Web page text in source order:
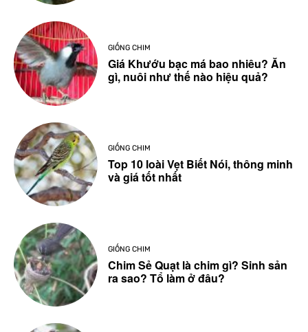
GIỐNG CHIM
Giá Khướu bạc má bao nhiêu? Ăn
gì, nuôi như thế nào hiệu quả?
GIỐNG CHIM
Top 10 loài Vẹt Biết Nói, thông minh
và giá tốt nhất
GIỐNG CHIM
Chim Sẻ Quạt là chim gì? Sinh sản
ra sao? Tổ làm ở đâu?